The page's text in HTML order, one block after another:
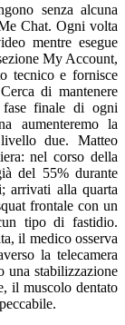
senza alcuna
Chat. Ogni volta
mentre esegue
My Account,
tecnico e fornisce
di mantenere
fase finale di ogni
aumenteremo la
due. Matteo
nel corso della
del 55% durante
arrivati alla quarta
frontale con un
tipo di fastidio.
il medico osserva
la telecamera
una stabilizzazione
il muscolo dentato